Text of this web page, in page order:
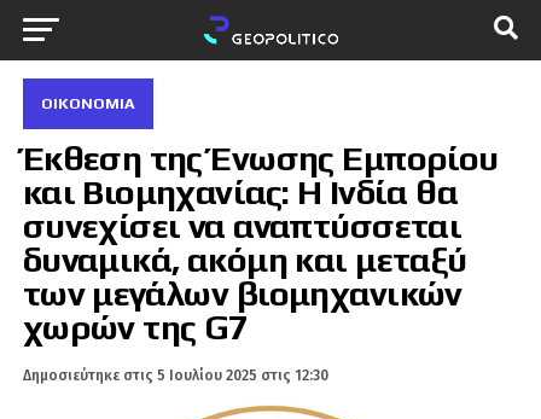
ΟΙΚΟΝΟΜΊΑ
Έκθεση της Ένωσης Εμπορίου
και Βιομηχανίας: Η Ινδία θα
συνεχίσει να αναπτύσσεται
δυναμικά, ακόμη και μεταξύ
των μεγάλων βιομηχανικών
χωρών της G7
Δημοσιεύτηκε στις 5 Ιουλίου 2025 στις 12:30